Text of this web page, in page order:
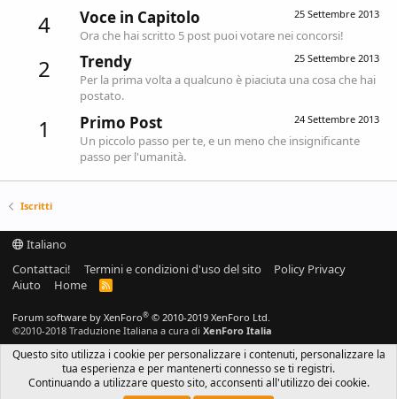
4 25 Settembre 2013
Voce in Capitolo
Ora che hai scritto 5 post puoi votare nei concorsi!
2 25 Settembre 2013
Trendy
Per la prima volta a qualcuno è piaciuta una cosa che hai
postato.
1 24 Settembre 2013
Primo Post
Un piccolo passo per te, e un meno che insignificante
passo per l'umanità.
Iscritti
Italiano
Contattaci!
Termini e condizioni d'uso del sito
Policy Privacy
Aiuto
Home
R
Forum software by XenForo® © 2010-2019 XenForo Ltd.
©2010-2018 Traduzione Italiana a cura di XenForo Italia
Questo sito utilizza i cookie per personalizzare i contenuti, personalizzare la
tua esperienza e per mantenerti connesso se ti registri.
Continuando a utilizzare questo sito, acconsenti all'utilizzo dei cookie.